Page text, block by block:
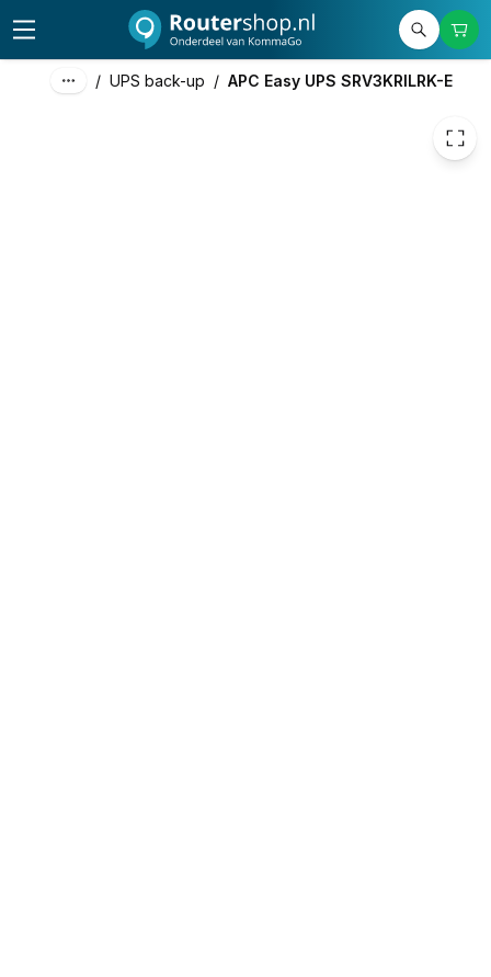
/ UPS back-up / APC Easy UPS SRV3KRILRK-E
1.352,13 excl. btw
1.636,08 incl. btw